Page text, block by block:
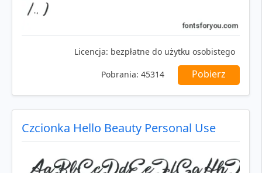
Licencja: bezpłatne do użytku osobistego
Pobrania: 45314 Pobierz
Czcionka Hello Beauty Personal Use